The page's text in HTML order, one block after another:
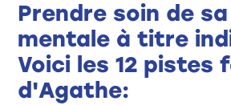
Prendre soin de
mentale à titre
Voici les 12 pistes
d'Agathe: